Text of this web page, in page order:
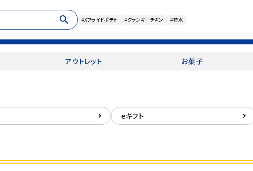
search #Xフライドポテト #クランキーチキン #特水
アウトレット お菓子
eギフト